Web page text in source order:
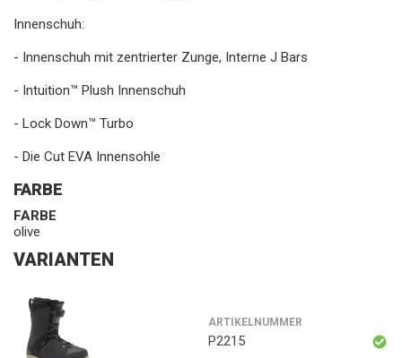
Innenschuh:
- Innenschuh mit zentrierter Zunge, Interne J Bars
- Intuition™ Plush Innenschuh
- Lock Down™ Turbo
- Die Cut EVA Innensohle
FARBE
FARBE
olive
VARIANTEN
ARTIKELNUMMER
P2215